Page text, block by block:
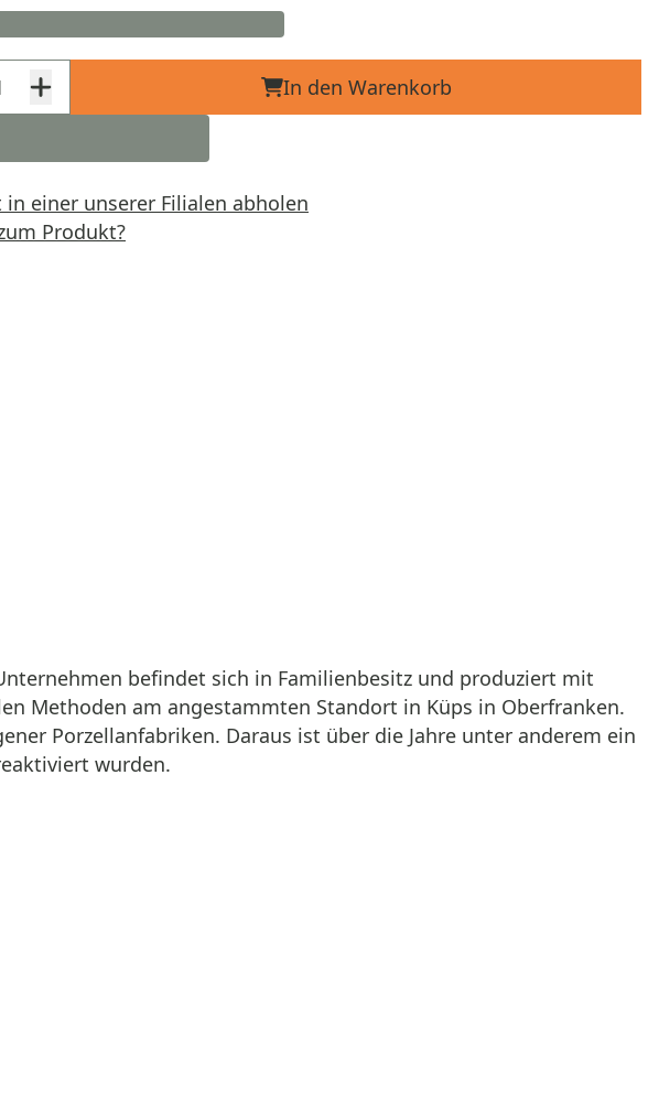
In den Warenkorb
in einer unserer Filialen abholen
Produkt?
befindet sich in Familienbesitz und produziert mit
Methoden am angestammten Standort in Küps in Oberfranken.
Porzellanfabriken. Daraus ist über die Jahre unter anderem ein
wurden.